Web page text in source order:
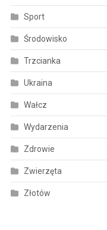
Sport
Środowisko
Trzcianka
Ukraina
Wałcz
Wydarzenia
Zdrowie
Zwierzęta
Złotów